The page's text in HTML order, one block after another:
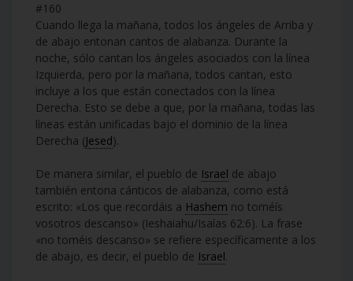
#160
Cuando llega la mañana, todos los ángeles de Arriba y
de abajo entonan cantos de alabanza. Durante la
noche, sólo cantan los ángeles asociados con la línea
Izquierda, pero por la mañana, todos cantan, esto
incluye a los que están conectados con la línea
Derecha. Esto se debe a que, por la mañana, todas las
líneas están unificadas bajo el dominio de la línea
Derecha (Jesed).
De manera similar, el pueblo de Israel de abajo
también entona cánticos de alabanza, como está
escrito: «Los que recordáis a Hashem no toméís
vosotros descanso» (Ieshaiahu/Isaías 62:6). La frase
«no toméis descanso» se refiere específicamente a los
de abajo, es decir, el pueblo de Israel.